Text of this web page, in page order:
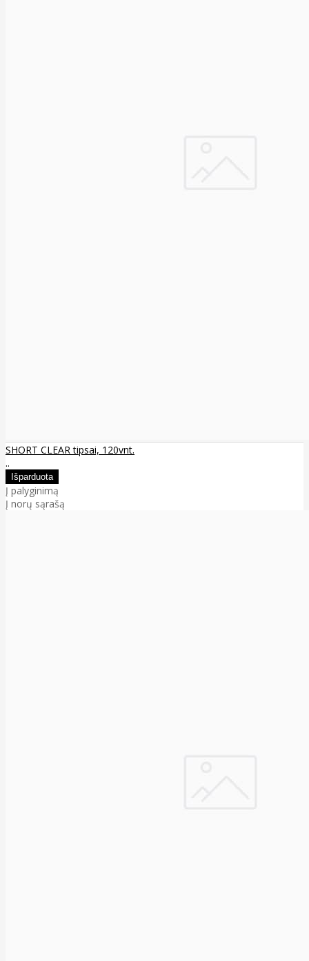
SHORT CLEAR tipsai, 120vnt.
..
Į palyginimą
Į norų sąrašą